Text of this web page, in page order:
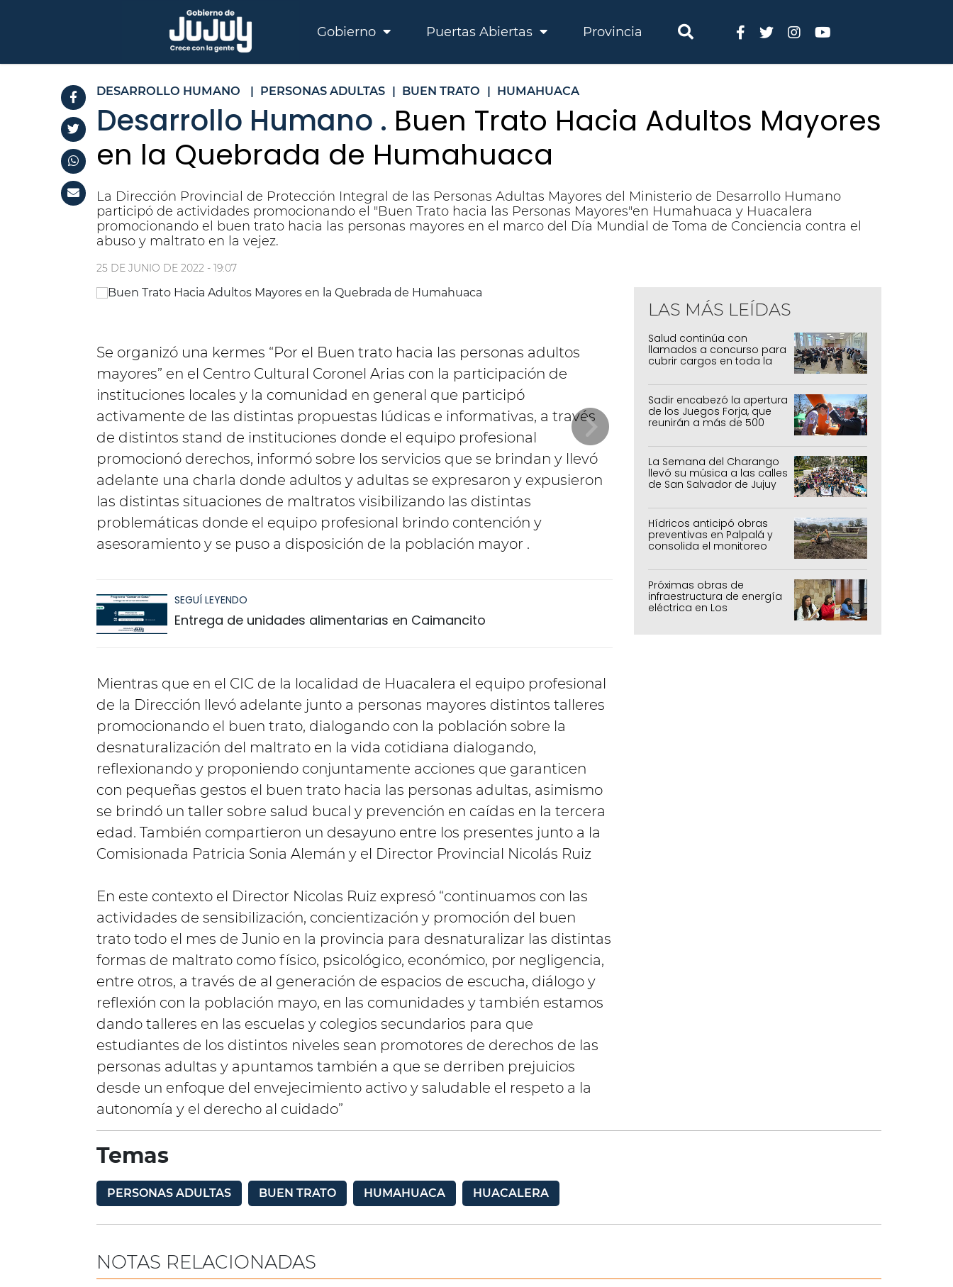
Gobierno Puertas Abiertas Provincia
DESARROLLO HUMANO | PERSONAS ADULTAS | BUEN TRATO | HUMAHUACA
Desarrollo Humano . Buen Trato Hacia Adultos Mayores
en la Quebrada de Humahuaca
La Dirección Provincial de Protección Integral de las Personas Adultas Mayores del Ministerio de Desarrollo Humano
participó de actividades promocionando el "Buen Trato hacia las Personas Mayores"en Humahuaca y Huacalera
promocionando el buen trato hacia las personas mayores en el marco del Día Mundial de Toma de Conciencia contra el
abuso y maltrato en la vejez.
25 DE JUNIO DE 2022 - 19:07
Se organizó una kermes “Por el Buen trato hacia las personas adultos
mayores” en el Centro Cultural Coronel Arias con la participación de
instituciones locales y la comunidad en general que participó
activamente de las distintas propuestas lúdicas e informativas, a través
de distintos stand de instituciones donde el equipo profesional
promocionó derechos, informó sobre los servicios que se brindan y llevó
adelante una charla donde adultos y adultas se expresaron y expusieron
las distintas situaciones de maltratos visibilizando las distintas
problemáticas donde el equipo profesional brindo contención y
asesoramiento y se puso a disposición de la población mayor .
SEGUÍ LEYENDO
Entrega de unidades alimentarias en Caimancito
Mientras que en el CIC de la localidad de Huacalera el equipo profesional
de la Dirección llevó adelante junto a personas mayores distintos talleres
promocionando el buen trato, dialogando con la población sobre la
desnaturalización del maltrato en la vida cotidiana dialogando,
reflexionando y proponiendo conjuntamente acciones que garanticen
con pequeñas gestos el buen trato hacia las personas adultas, asimismo
se brindó un taller sobre salud bucal y prevención en caídas en la tercera
edad. También compartieron un desayuno entre los presentes junto a la
Comisionada Patricia Sonia Alemán y el Director Provincial Nicolás Ruiz
En este contexto el Director Nicolas Ruiz expresó “continuamos con las
actividades de sensibilización, concientización y promoción del buen
trato todo el mes de Junio en la provincia para desnaturalizar las distintas
formas de maltrato como físico, psicológico, económico, por negligencia,
entre otros, a través de al generación de espacios de escucha, diálogo y
reflexión con la población mayo, en las comunidades y también estamos
dando talleres en las escuelas y colegios secundarios para que
estudiantes de los distintos niveles sean promotores de derechos de las
personas adultas y apuntamos también a que se derriben prejuicios
desde un enfoque del envejecimiento activo y saludable el respeto a la
autonomía y el derecho al cuidado”
LAS MÁS LEÍDAS
Salud continúa con
llamados a concurso para
cubrir cargos en toda la
Sadir encabezó la apertura
de los Juegos Forja, que
reunirán a más de 500
La Semana del Charango
llevó su música a las calles
de San Salvador de Jujuy
Hídricos anticipó obras
preventivas en Palpalá y
consolida el monitoreo
Próximas obras de
infraestructura de energía
eléctrica en Los
Temas
PERSONAS ADULTAS BUEN TRATO HUMAHUACA HUACALERA
NOTAS RELACIONADAS